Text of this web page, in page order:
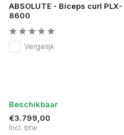
ABSOLUTE - Biceps curl PLX-
8600
Vergelijk
Beschikbaar
€3.799,00
Incl. btw